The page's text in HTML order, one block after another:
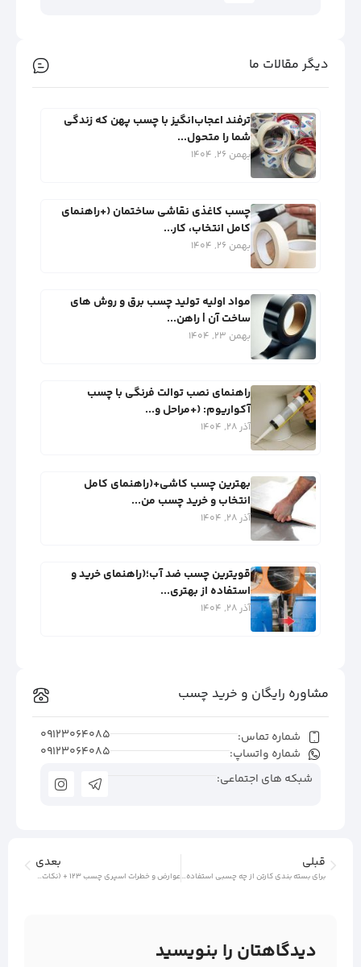
دیگر مقالات ما
ترفند اعجاب‌انگیز با چسب پهن که زندگی
شما را متحول...
بهمن 26, 1404
چسب کاغذی نقاشی ساختمان (+راهنمای
کامل انتخاب، کار...
بهمن 26, 1404
مواد اولیه تولید چسب برق و روش‌ های
ساخت آن | راهن...
بهمن 23, 1404
راهنمای نصب توالت فرنگی با چسب
آکواریوم: (+مراحل و...
آذر 28, 1404
بهترین چسب کاشی+(راهنمای کامل
انتخاب و خرید چسب من...
آذر 28, 1404
قویترین چسب ضد آب؛(راهنمای خرید و
استفاده از بهتری...
آذر 28, 1404
مشاوره رایگان و خرید چسب
شماره تماس:
09123064085
شماره واتساپ:
09123064085
شبکه های اجتماعی:
قبلی
برای بسته بندی کارتن از چه چسبی استفاده کنیم؟ + (نکات مهم خرید)
بعدی
عوارض و خطرات اسپری چسب 123 + (نکات ایمنی)
دیدگاهتان را بنویسید